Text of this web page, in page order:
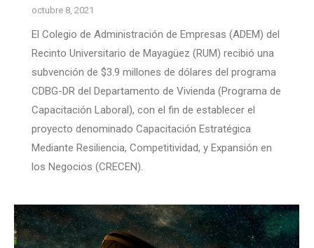
octubre 8, 2021
El Colegio de Administración de Empresas (ADEM) del
Recinto Universitario de Mayagüez (RUM) recibió una
subvención de $3.9 millones de dólares del programa
CDBG-DR del Departamento de Vivienda (Programa de
Capacitación Laboral), con el fin de establecer el
proyecto denominado Capacitación Estratégica
Mediante Resiliencia, Competitividad, y Expansión en
los Negocios (CRECEN).